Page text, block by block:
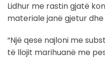
Lidhur me rastin gjatë
materiale janë gjetur
“Një qese najloni me
të llojit marihuanë me